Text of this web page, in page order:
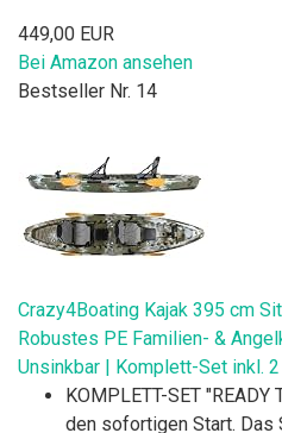
449,00 EUR
Bei Amazon ansehen
Bestseller Nr. 14
Crazy4Boating Kajak 395 cm
Robustes PE Familien- &
Unsinkbar | Komplett-Set inkl.
KOMPLETT-SET
den sofortigen Start.